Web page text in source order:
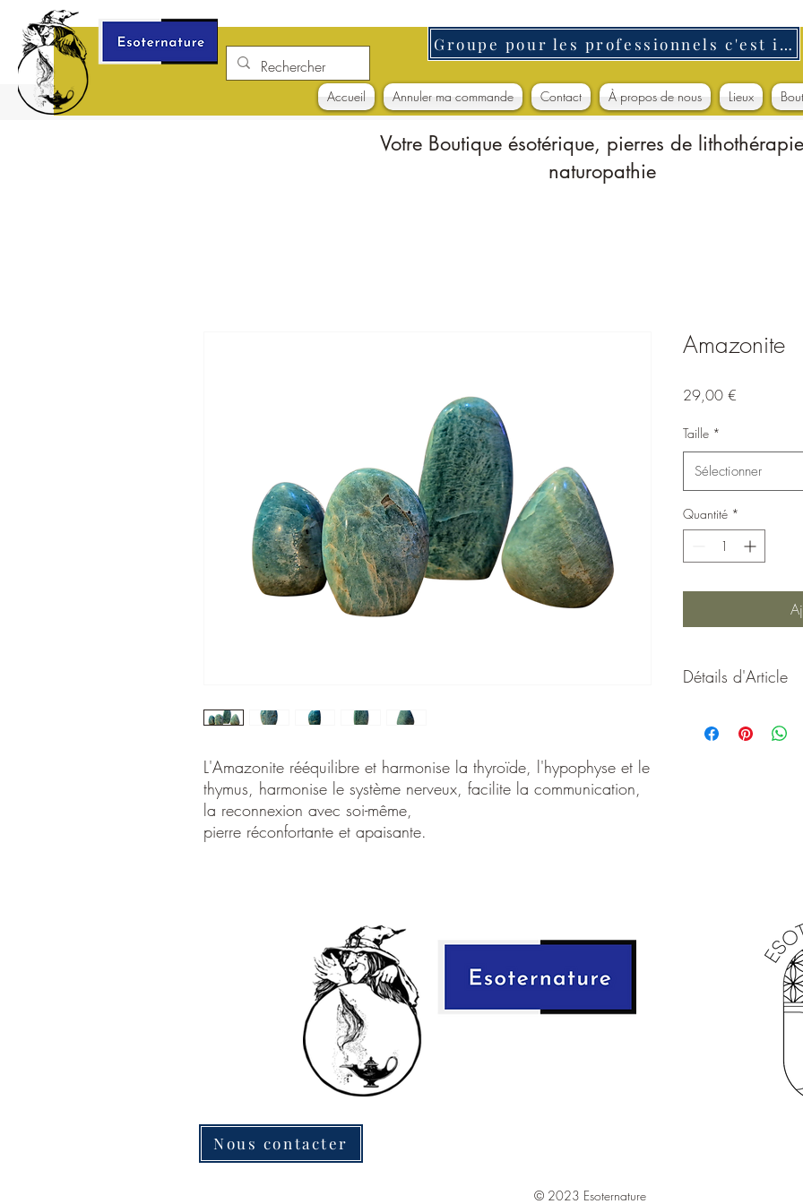
Accueil Annuler ma commande Contact À propos de nous Lieux
Groupe pour les professionnels c'est ici
Votre Boutique ésotérique, pierres de
naturopathie
L'Amazonite rééquilibre et harmonise la thyroïde, l'hypophyse et le
thymus, harmonise le système nerveux, facilite la communication,
la reconnexion avec soi-même,
pierre réconfortante et apaisante.
Amazonite
29,00 €
Taille *
Sélectionner
Quantité *
Détails d'Article
Rééquilibre et
thymus,
Signes
Purification:Eau,
Rechargement:
Nous contacter
© 2023 Esoternature